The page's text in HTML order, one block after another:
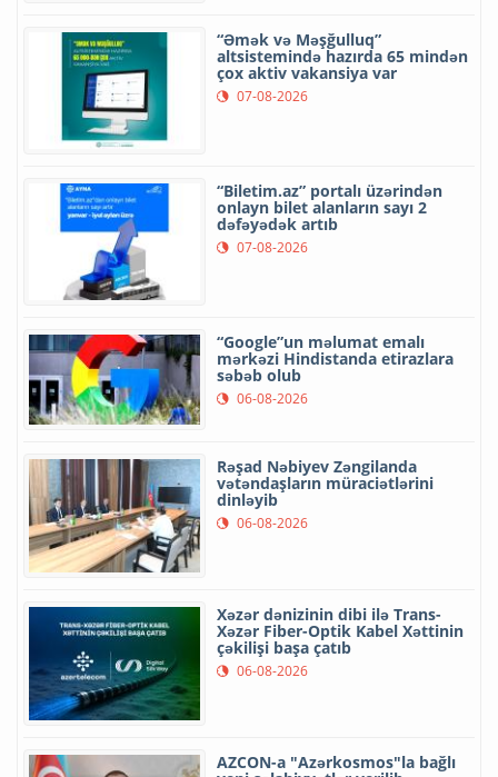
“Əmək və Məşğulluq”
altsistemində hazırda 65 mindən
çox aktiv vakansiya var
07-08-2026
“Biletim.az” portalı üzərindən
onlayn bilet alanların sayı 2
dəfəyədək artıb
07-08-2026
“Google”un məlumat emalı
mərkəzi Hindistanda etirazlara
səbəb olub
06-08-2026
Rəşad Nəbiyev Zəngilanda
vətəndaşların müraciətlərini
dinləyib
06-08-2026
Xəzər dənizinin dibi ilə Trans-
Xəzər Fiber-Optik Kabel Xəttinin
çəkilişi başa çatıb
06-08-2026
AZCON-a "Azərkosmos"la bağlı